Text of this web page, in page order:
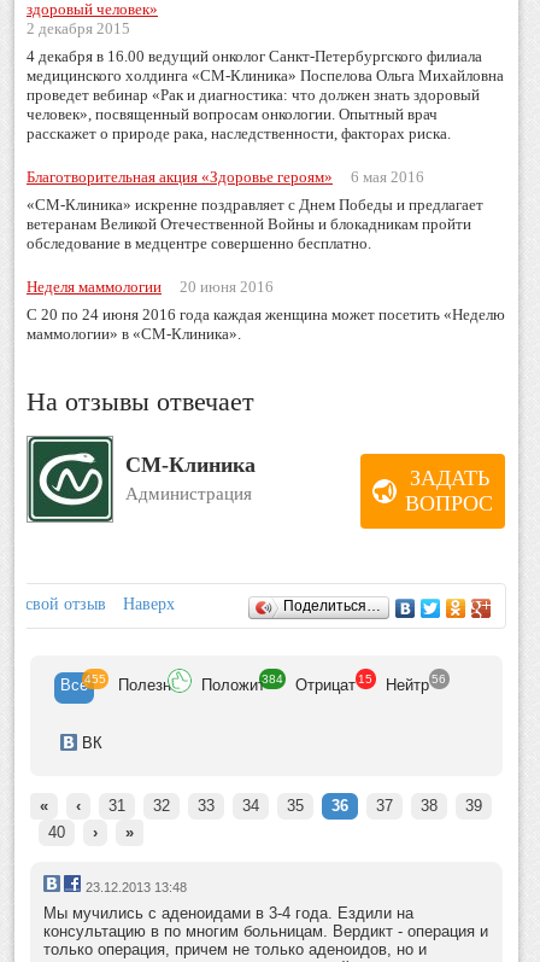
здоровый человек»
2 декабря 2015
4 декабря в 16.00 ведущий онколог Санкт-Петербургского филиала
медицинского холдинга «СМ-Клиника» Поспелова Ольга Михайловна
проведет вебинар «Рак и диагностика: что должен знать здоровый
человек», посвященный вопросам онкологии. Опытный врач
расскажет о природе рака, наследственности, факторах риска.
Благотворительная акция «Здоровье героям»
6 мая 2016
«СМ-Клиника» искренне поздравляет с Днем Победы и предлагает
ветеранам Великой Отечественной Войны и блокадникам пройти
обследование в медцентре совершенно бесплатно.
Неделя маммологии
20 июня 2016
С 20 по 24 июня 2016 года каждая женщина может посетить «Неделю
маммологии» в «СМ-Клиника».
На отзывы отвечает
СМ-Клиника
Администрация
ЗАДАТЬ
ВОПРОС
Отзывы
свой отзыв Наверх Поделиться…
Все455 Полезн Положит384 Отрицат 15 Нейтр 56
ВК
« ‹ 31 32 33 34 35 36 37 38
39
40
› »
23.12.2013 13:48
Мы мучились с аденоидами в 3-4 года. Ездили на
консультацию в по многим больницам. Вердикт - операция и
только операция, причем не только аденоидов, но и